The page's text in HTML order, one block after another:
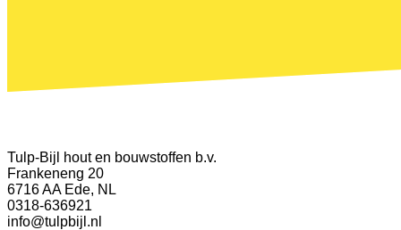
Tulp-Bijl hout en bouwstoffen b.v.
Frankeneng 20
6716 AA Ede, NL
0318-636921
info@tulpbijl.nl